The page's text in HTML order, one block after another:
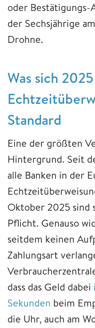
oder Bestätigungs-
der Sechsjährige
Drohne.
Was sich
Standard
Eine der größten
Hintergrund. Seit
alle Banken in der
Oktober 2025 sind
Pflicht. Genauso
seitdem keinen
Zahlungsart
dass das Geld dabei
Sekunden beim
die Uhr, auch am